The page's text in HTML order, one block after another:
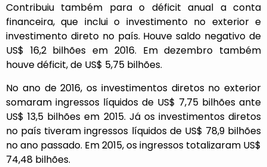
Contribuiu também para o déficit anual a conta
financeira, que inclui o investimento no exterior e
investimento direto no país. Houve saldo negativo de
US$ 16,2 bilhões em 2016. Em dezembro também
houve déficit, de US$ 5,75 bilhões.
No ano de 2016, os investimentos diretos no exterior
somaram ingressos líquidos de US$ 7,75 bilhões ante
US$ 13,5 bilhões em 2015. Já os investimentos diretos
no país tiveram ingressos líquidos de US$ 78,9 bilhões
no ano passado. Em 2015, os ingressos totalizaram US$
74,48 bilhões.